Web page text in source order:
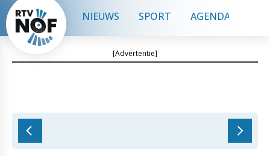
NIEUWS SPORT AGENDA
[Advertentie]